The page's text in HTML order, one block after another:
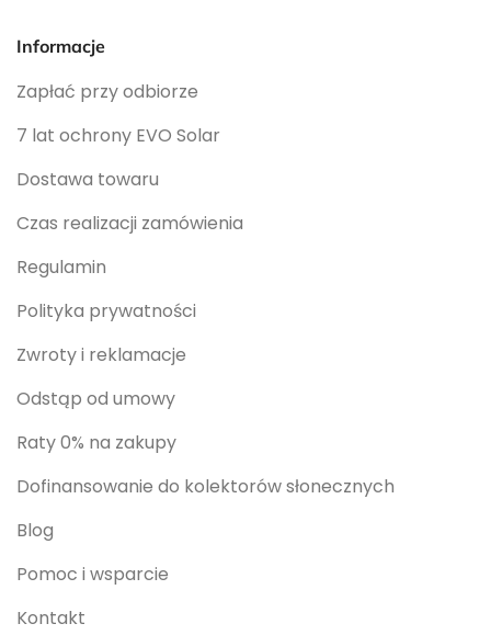
Informacje
Zapłać przy odbiorze
7 lat ochrony EVO Solar
Dostawa towaru
Czas realizacji zamówienia
Regulamin
Polityka prywatności
Zwroty i reklamacje
Odstąp od umowy
Raty 0% na zakupy
Dofinansowanie do kolektorów słonecznych
Blog
Pomoc i wsparcie
Kontakt